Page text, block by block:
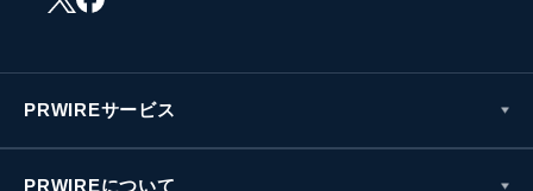
PRWIREサービス
PRWIREについて